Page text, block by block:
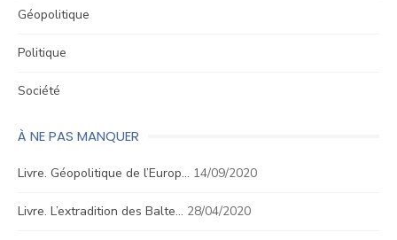
Géopolitique
Politique
Société
À NE PAS MANQUER
Livre. Géopolitique de l’Europ… 14/09/2020
Livre. L’extradition des Balte… 28/04/2020